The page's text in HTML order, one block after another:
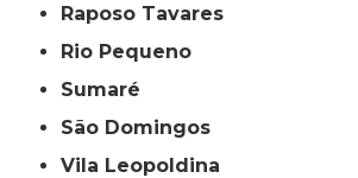
Raposo Tavares
Rio Pequeno
Sumaré
São Domingos
Vila Leopoldina